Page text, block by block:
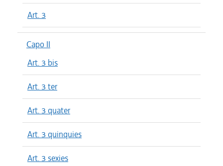
Art. 3
Capo II
Art. 3 bis
Art. 3 ter
Art. 3 quater
Art. 3 quinquies
Art. 3 sexies